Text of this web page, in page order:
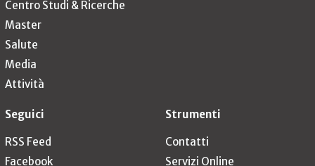
Centro Studi & Ricerche
Master
Salute
Media
Attività
Seguici
RSS Feed
Facebook
Strumenti
Contatti
Servizi Online